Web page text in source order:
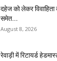
दहेज को लेकर
समेत...
August 8, 2026
रेवाड़ी में रिटायर्ड